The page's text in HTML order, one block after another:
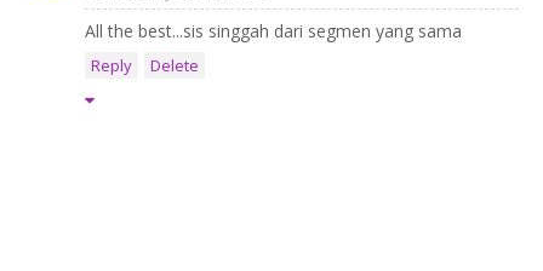
All the best...sis singgah dari segmen yang sama
Reply Delete